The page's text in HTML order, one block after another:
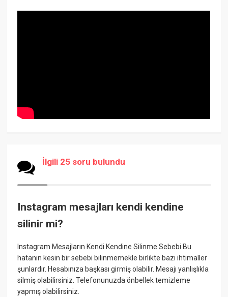
İlgili 25 soru bulundu
Instagram mesajları kendi kendine
silinir mi?
Instagram Mesajların Kendi Kendine Silinme Sebebi Bu
hatanın kesin bir sebebi bilinmemekle birlikte bazı ihtimaller
şunlardır. Hesabınıza başkası girmiş olabilir. Mesajı yanlışlıkla
silmiş olabilirsiniz. Telefonunuzda önbellek temizleme
yapmış olabilirsiniz.